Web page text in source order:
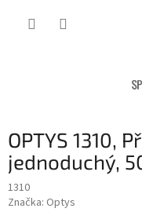
OPTYS 1310,
jednoduchý,
1310
Značka: Optys